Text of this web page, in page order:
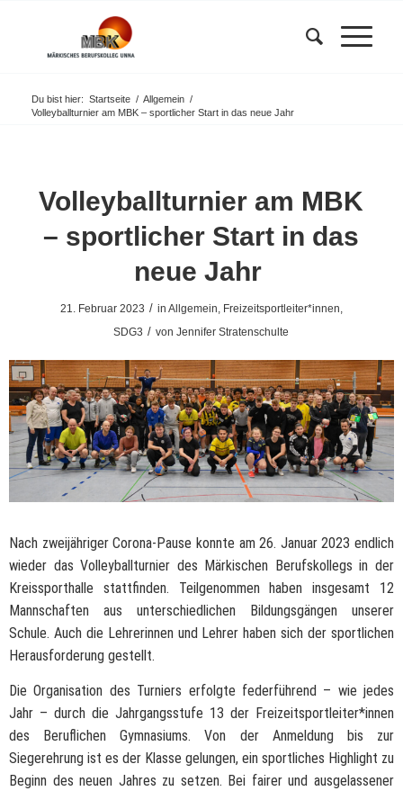
Du bist hier: Startseite / Allgemein /
Volleyballturnier am MBK – sportlicher Start in das neue Jahr
Volleyballturnier am MBK
– sportlicher Start in das
neue Jahr
21. Februar 2023 / in Allgemein, Freizeitsportleiter*innen,
SDG3 / vonJennifer Stratenschulte
Nach zweijähriger Corona-Pause konnte am 26. Januar 2023 endlich
wieder das Volleyballturnier des Märkischen Berufskollegs in der
Kreissporthalle stattfinden. Teilgenommen haben insgesamt 12
Mannschaften aus unterschiedlichen Bildungsgängen unserer
Schule. Auch die Lehrerinnen und Lehrer haben sich der sportlichen
Herausforderung gestellt.
Die Organisation des Turniers erfolgte federführend – wie jedes
Jahr – durch die Jahrgangsstufe 13 der Freizeitsportleiter*innen
des Beruflichen Gymnasiums. Von der Anmeldung bis zur
Siegerehrung ist es der Klasse gelungen, ein sportliches Highlight zu
Beginn des neuen Jahres zu setzen. Bei fairer und ausgelassener